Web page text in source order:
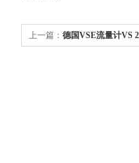
上一篇： 德国VSE流量计VS